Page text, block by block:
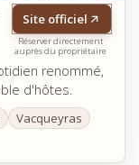
Site officiel
Réserver directement
auprès du propriétaire
renommé,
d'hôtes.
Vacqueyras